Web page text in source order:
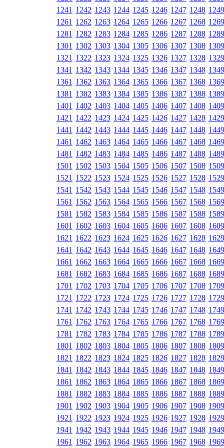
1241 1242 1243 1244 1245 1246 1247 1248 1249
1261 1262 1263 1264 1265 1266 1267 1268 1269
1281 1282 1283 1284 1285 1286 1287 1288 1289
1301 1302 1303 1304 1305 1306 1307 1308 1309
1321 1322 1323 1324 1325 1326 1327 1328 1329
1341 1342 1343 1344 1345 1346 1347 1348 1349
1361 1362 1363 1364 1365 1366 1367 1368 1369
1381 1382 1383 1384 1385 1386 1387 1388 1389
1401 1402 1403 1404 1405 1406 1407 1408 1409
1421 1422 1423 1424 1425 1426 1427 1428 1429
1441 1442 1443 1444 1445 1446 1447 1448 1449
1461 1462 1463 1464 1465 1466 1467 1468 1469
1481 1482 1483 1484 1485 1486 1487 1488 1489
1501 1502 1503 1504 1505 1506 1507 1508 1509
1521 1522 1523 1524 1525 1526 1527 1528 1529
1541 1542 1543 1544 1545 1546 1547 1548 1549
1561 1562 1563 1564 1565 1566 1567 1568 1569
1581 1582 1583 1584 1585 1586 1587 1588 1589
1601 1602 1603 1604 1605 1606 1607 1608 1609
1621 1622 1623 1624 1625 1626 1627 1628 1629
1641 1642 1643 1644 1645 1646 1647 1648 1649
1661 1662 1663 1664 1665 1666 1667 1668 1669
1681 1682 1683 1684 1685 1686 1687 1688 1689
1701 1702 1703 1704 1705 1706 1707 1708 1709
1721 1722 1723 1724 1725 1726 1727 1728 1729
1741 1742 1743 1744 1745 1746 1747 1748 1749
1761 1762 1763 1764 1765 1766 1767 1768 1769
1781 1782 1783 1784 1785 1786 1787 1788 1789
1801 1802 1803 1804 1805 1806 1807 1808 1809
1821 1822 1823 1824 1825 1826 1827 1828 1829
1841 1842 1843 1844 1845 1846 1847 1848 1849
1861 1862 1863 1864 1865 1866 1867 1868 1869
1881 1882 1883 1884 1885 1886 1887 1888 1889
1901 1902 1903 1904 1905 1906 1907 1908 1909
1921 1922 1923 1924 1925 1926 1927 1928 1929
1941 1942 1943 1944 1945 1946 1947 1948 1949
1961 1962 1963 1964 1965 1966 1967 1968 1969